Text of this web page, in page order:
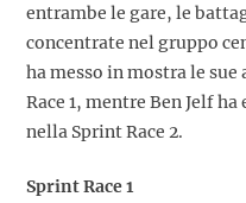
entrambe le gare, le
concentrate nel gruppo
ha messo in mostra le
Race 1, mentre Ben Jelf
nella Sprint Race 2.
Sprint Race 1